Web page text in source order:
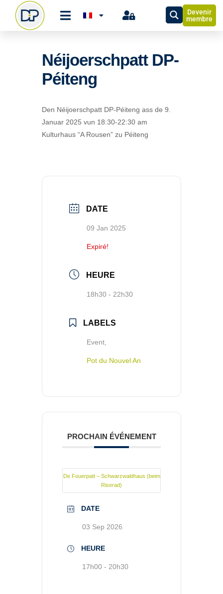
Devenir
membre
Néijoerschpatt DP-
Péiteng
Den Néijoerschpatt DP-Péiteng ass de 9.
Januar 2025 vun 18:30-22:30 am
Kulturhaus “A Rousen” zu Péiteng
DATE
09 Jan 2025
Expiré!
HEURE
18h30 - 22h30
LABELS
Event,
Pot du Nouvel An
PROCHAIN ÉVÉNEMENT
De Fouerpatt – Schwarzwaldhaus (beim
Riserad)
DATE
03 Sep 2026
HEURE
17h00 - 20h30